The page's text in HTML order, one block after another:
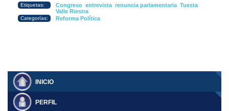
Etiquetas: Congreso entrevista renuncia parlamentaria Tuesta
Valle Riestra
Categorías: Reforma Política
INICIO
PERFIL